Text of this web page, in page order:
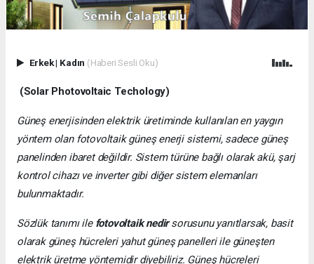
Erkek| Kadın (Haberi Sesli Oku)
(Solar Photovoltaic Techology)
Güneş enerjisinden elektrik üretiminde kullanılan en yaygın
yöntem olan fotovoltaik güneş enerji sistemi, sadece güneş
panelinden ibaret değildir. Sistem türüne bağlı olarak akü, şarj
kontrol cihazı ve inverter gibi diğer sistem elemanları
bulunmaktadır.
Sözlük tanımı ile fotovoltaik nedirsorusunu yanıtlarsak, basit
olarak güneş hücreleri yahut güneş panelleri ile güneşten
elektrik üretme yöntemidir diyebiliriz. Güneş hücreleri